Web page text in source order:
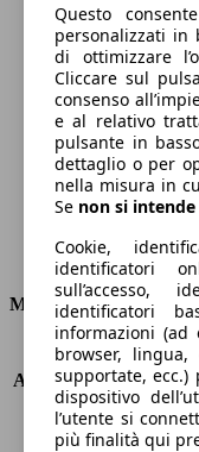
136 g/km
Emissioni di CO2
Ø 5.2 l/100km
Consumi
Motore e Prestazioni
KW (PS)
Accelerazione (0-100
Velocità massima
Numero di marce
Questo
personalizzati in
di ottimizzare
Cliccare sul
consenso
e al relativo
pulsante in
dettaglio o per
nella misura in
Se non si intende
Cookie,
identificatori
sull’accesso,
identificatori
informazioni
browser, lingua,
supportate, ecc.)
dispositivo
l’utente si
più finalità qui